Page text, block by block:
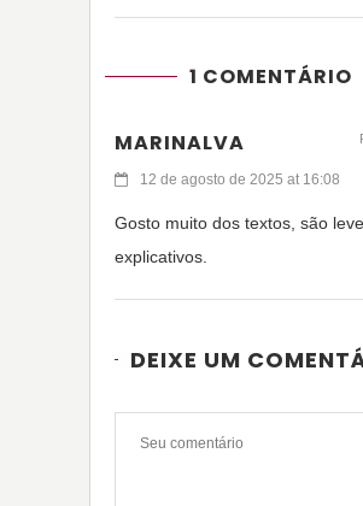
1 COMENTÁRIO
MARINALVA
12 de agosto de 2025 at 16:08
Gosto muito dos textos, são
explicativos.
DEIXE UM